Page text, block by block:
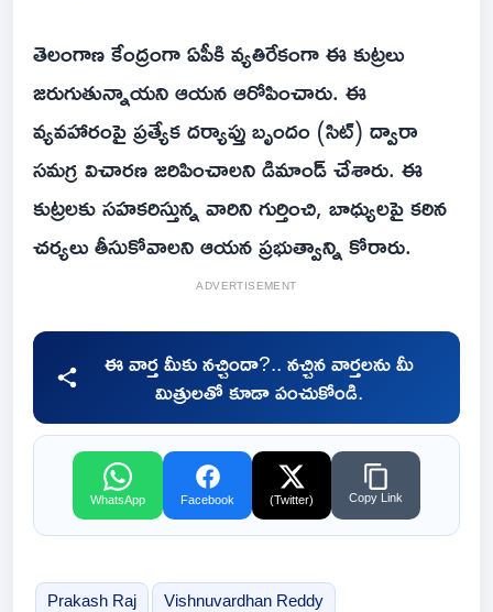
తెలంగాణ కేంద్రంగా ఏపీకి వ్యతిరేకంగా ఈ కుట్రలు
జరుగుతున్నాయని ఆయన ఆరోపించారు. ఈ
వ్యవహారంపై ప్రత్యేక దర్యాప్తు బృందం (సిట్) ద్వారా
సమగ్ర విచారణ జరిపించాలని డిమాండ్ చేశారు. ఈ
కుట్రలకు సహకరిస్తున్న వారిని గుర్తించి, బాధ్యులపై కఠిన
చర్యలు తీసుకోవాలని ఆయన ప్రభుత్వాన్ని కోరారు.
ADVERTISEMENT
ఈ వార్త మీకు నచ్చిందా?.. నచ్చిన వార్తలను మీ
మిత్రులతో కూడా పంచుకోండి.
WhatsApp Facebook (Twitter) Copy Link
Prakash Raj Vishnuvardhan Reddy